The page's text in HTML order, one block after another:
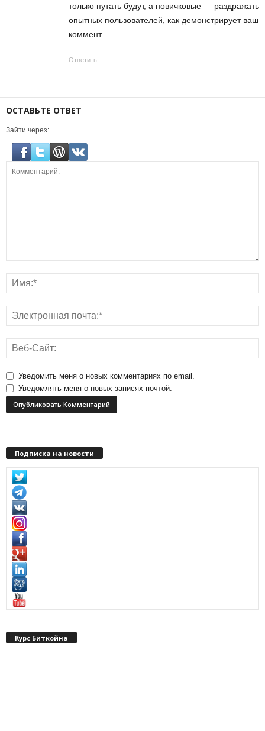
только путать будут, а новичковые — раздражать
опытных пользователей, как демонстрирует ваш
коммент.
Ответить
ОСТАВЬТЕ ОТВЕТ
Зайти через:
Уведомить меня о новых комментариях по email.
Уведомлять меня о новых записях почтой.
Подписка на новости
Курс Биткойна